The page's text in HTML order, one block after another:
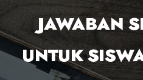
JAWABAN
UNTUK